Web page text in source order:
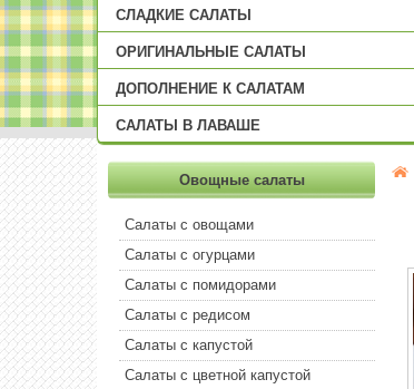
СЛАДКИЕ САЛАТЫ
ОРИГИНАЛЬНЫЕ САЛАТЫ
ДОПОЛНЕНИЕ К САЛАТАМ
САЛАТЫ В ЛАВАШЕ
Овощные салаты
Салаты с овощами
Салаты с огурцами
Салаты с помидорами
Салаты с редисом
Салаты с капустой
Салаты с цветной капустой